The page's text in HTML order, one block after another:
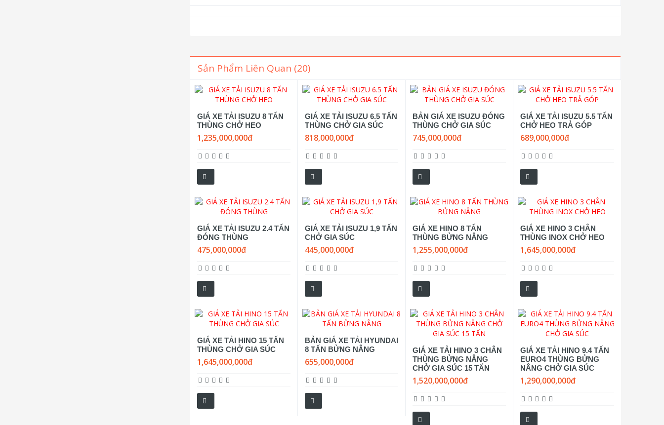
Sản Phẩm Liên Quan (20)
GIÁ XE TẢI ISUZU 8 TẤN
THÙNG CHỞ HEO
1,235,000,000đ
GIÁ XE TẢI ISUZU 6.5 TẤN
THÙNG CHỞ GIA SÚC
818,000,000đ
BẢN GIÁ XE ISUZU ĐÓNG
THÙNG CHỞ GIA SÚC
745,000,000đ
GIÁ XE TẢI ISUZU 5.5 TẤN
CHỞ HEO TRẢ GÓP
689,000,000đ
GIÁ XE TẢI ISUZU 2.4 TẤN
ĐÓNG THÙNG
475,000,000đ
GIÁ XE TẢI ISUZU 1,9 TẤN
CHỞ GIA SÚC
445,000,000đ
GIÁ XE HINO 8 TẤN
THÙNG BỬNG NÂNG
1,255,000,000đ
GIÁ XE HINO 3 CHÂN
THÙNG INOX CHỞ HEO
1,645,000,000đ
GIÁ XE TẢI HINO 15 TẤN
THÙNG CHỞ GIA SÚC
1,645,000,000đ
BẢN GIÁ XE TẢI HYUNDAI
8 TẤN BỬNG NÂNG
655,000,000đ
GIÁ XE TẢI HINO 3 CHÂN
THÙNG BỬNG NÂNG
CHỞ GIA SÚC 15 TẤN
1,520,000,000đ
GIÁ XE TẢI HINO 9.4 TẤN
EURO4 THÙNG BỬNG
NÂNG CHỞ GIA SÚC
1,290,000,000đ